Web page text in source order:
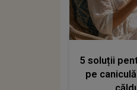
5 soluții
pe